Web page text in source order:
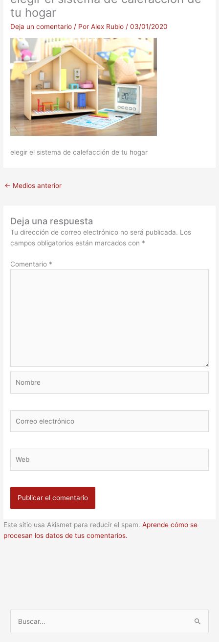
tu hogar
Deja un comentario / PorAlex Rubio /03/01/2020
elegir el sistema de calefacción de tu hogar
← Medios anterior
Deja una respuesta
Tu dirección de correo electrónico no será publicada. Los
campos obligatorios están marcados con *
Comentario *
electrónico
Este sitio usa Akismet para reducir el spam.Aprende cómo se
procesan los datos de tus comentarios.